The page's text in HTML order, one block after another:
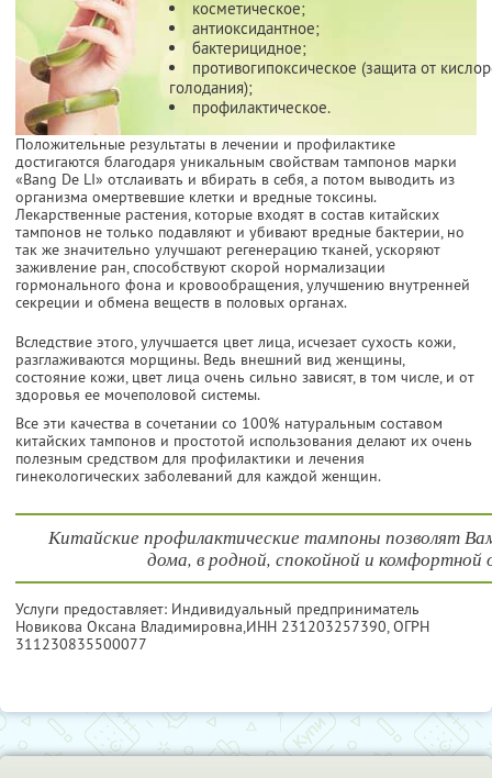
косметическое;
антиоксидантное;
бактерицидное;
противогипоксическое (защита от
голодания);
профилактическое.
Положительные результаты в лечении и профилактике
достигаются благодаря уникальным свойствам тампонов марки
«Bang De LI» отслаивать и вбирать в себя, а потом выводить из
организма омертвевшие клетки и вредные токсины.
Лекарственные растения, которые входят в состав китайских
тампонов не только подавляют и убивают вредные бактерии, но
так же значительно улучшают регенерацию тканей, ускоряют
заживление ран, способствуют скорой нормализации
гормонального фона и кровообращения, улучшению внутренней
секреции и обмена веществ в половых органах.
Вследствие этого, улучшается цвет лица, исчезает сухость кожи,
разглаживаются морщины. Ведь внешний вид женщины,
состояние кожи, цвет лица очень сильно зависят, в том числе, и от
здоровья ее мочеполовой системы.
Все эти качества в сочетании со 100% натуральным составом
китайских тампонов и простотой использования делают их очень
полезным средством для профилактики и лечения
гинекологических заболеваний для каждой женщин.
Китайские профилактические тампоны позволят
дома, в родной, спокойной и комфортной
Услуги предоставляет: Индивидуальный предприниматель
Новикова Оксана Владимировна,ИНН 231203257390, ОГРН
311230835500077